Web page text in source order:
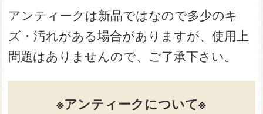
アンティークは新品ではなので多少のキ
ズ・汚れがある場合がありますが、使用上
問題はありませんので、ご了承下さい。
※アンティークについて※